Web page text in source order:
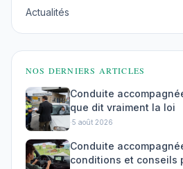
Actualités
NOS DERNIERS ARTICLES
Conduite
que dit vraiment la loi
·5 août 2026
Conduite
conditions et conseils